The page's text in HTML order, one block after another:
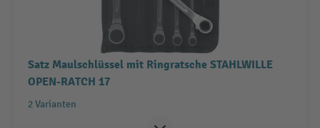
Satz Maulschlüssel mit Ringratsche STAHLWILLE
OPEN-RATCH 17
2 Varianten